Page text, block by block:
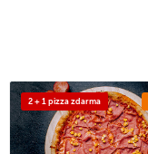
2 + 1 pizza zdarma